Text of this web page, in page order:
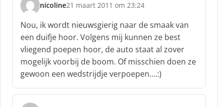
nicoline
s
c
h
r
e
e
f
21 maart 2011 om 23:24
Nou, ik wordt nieuwsgierig naar de smaak van
een duifje hoor. Volgens mij kunnen ze best
vliegend poepen hoor, de auto staat al zover
mogelijk voorbij de boom. Of misschien doen ze
gewoon een wedstrijdje verpoepen….:)